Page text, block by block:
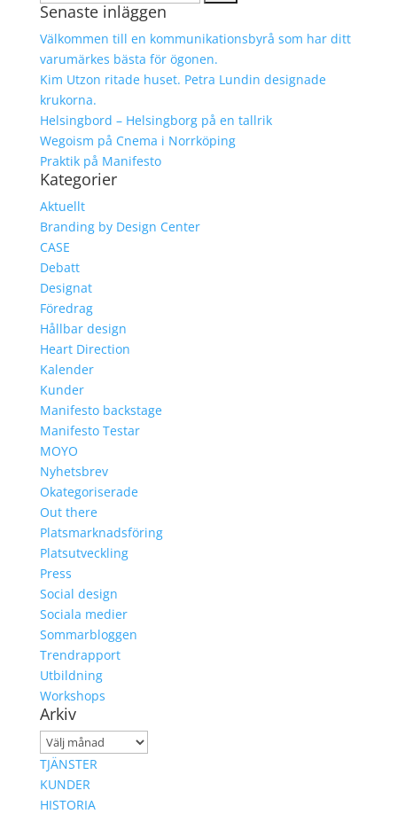
efter:
Senaste inläggen
Välkommen till en kommunikationsbyrå som har ditt
varumärkes bästa för ögonen.
Kim Utzon ritade huset. Petra Lundin designade
krukorna.
Helsingbord – Helsingborg på en tallrik
Wegoism på Cnema i Norrköping
Praktik på Manifesto
Kategorier
Aktuellt
Branding by Design Center
CASE
Debatt
Designat
Föredrag
Hållbar design
Heart Direction
Kalender
Kunder
Manifesto backstage
Manifesto Testar
MOYO
Nyhetsbrev
Okategoriserade
Out there
Platsmarknadsföring
Platsutveckling
Press
Social design
Sociala medier
Sommarbloggen
Trendrapport
Utbildning
Workshops
Arkiv
Arkiv
TJÄNSTER
KUNDER
HISTORIA